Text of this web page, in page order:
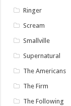
Ringer
Scream
Smallville
Supernatural
The Americans
The Firm
The Following